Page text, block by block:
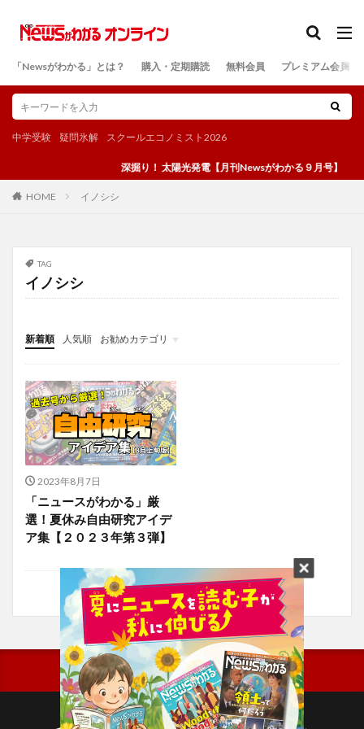
「Newsがわかる」とは？ 購入・定期購読 無料会員 プレミアム会員
中学受験 疑問氷解 スクールエコノミスト2026
深掘り！ 太陽光発電【月刊Newsがわかる９月号】
HOME イノシシ
TAG
イノシシ
新着順 人気順
お勧めカテゴリ
投稿
学び
マンガ
電子書籍
2023年8月7日
「ニュースがわかる」厳
選！夏休み自由研究アイデ
ア集【２０２３年第３弾】
検索